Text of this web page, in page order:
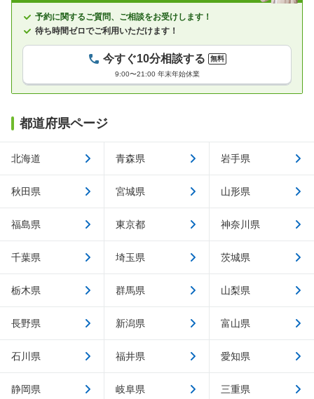
予約に関するご質問、ご相談をお受けします！
待ち時間ゼロでご利用いただけます！
今すぐ10分相談する
無料
9:00〜21:00 年末年始休業
都道府県ページ
北海道 青森県 岩手県
秋田県 宮城県 山形県
福島県 東京都 神奈川県
千葉県 埼玉県 茨城県
栃木県 群馬県 山梨県
長野県 新潟県 富山県
石川県 福井県 愛知県
静岡県 岐阜県 三重県